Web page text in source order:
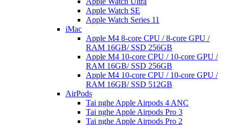
Apple Watch SE
Apple Watch Series 11
iMac
Apple M4 8-core CPU / 8-core GPU /
RAM 16GB/ SSD 256GB
Apple M4 10-core CPU / 10-core GPU /
RAM 16GB/ SSD 256GB
Apple M4 10-core CPU / 10-core GPU /
RAM 16GB/ SSD 512GB
AirPods
Tai nghe Apple Airpods 4 ANC
Tai nghe Apple Airpods Pro 3
Tai nghe Apple Airpods Pro 2